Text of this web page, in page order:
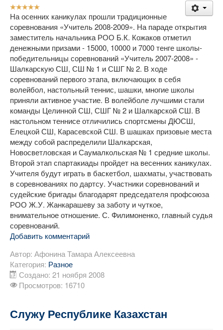
Рейтинг:
На осенних каникулах прошли традиционные
соревнования «Учитель 2008-2009». На параде открытия
заместитель начальника РОО Б.К. Кожаков отметил
денежными призами - 15000, 10000 и 7000 тенге школы-
победительницы соревнований «Учитель 2007-2008» -
Шалкарскую СШ, СШ № 1 и СШГ № 2. В ходе
соревнований первого этапа, включающих в себя
волейбол, настольный теннис, шашки, многие школы
приняли активное участие. В волейболе лучшими стали
команды Целинной СШ, СШГ № 2 и Шалкарской СШ. В
настольном теннисе отличились спортсмены ДЮСШ,
Елецкой СШ, Карасевской СШ. В шашках призовые места
между собой распределили Шалкарская,
Новосветловская и Саумалкольская № 1 средние школы.
Второй этап спартакиады пройдет на весенних каникулах.
Учителя будут играть в баскетбол, шахматы, участвовать
в соревнованиях по дартсу. Участники соревнований и
судейские бригады благодарят председателя профсоюза
РОО Ж.У. Жанкарашеву за заботу и чуткое,
внимательное отношение. С. Филимоненко, главный судья
соревнований.
Добавить комментарий
Автор: Афонина Тамара Алексеевна
Категория: Разное
Создано: 21 ноября 2008
Просмотров: 16710
Служу Республике Казахстан